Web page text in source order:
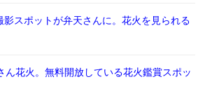
影スポットが弁天さんに。花火を見られる
ん花火。無料開放している花火鑑賞スポッ